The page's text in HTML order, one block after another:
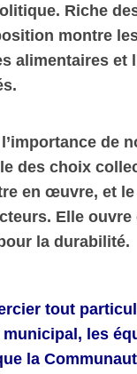
Riche
montre
alimentaires et
de
des choix
en œuvre, et
Elle
la durabilité.
tout
les
la